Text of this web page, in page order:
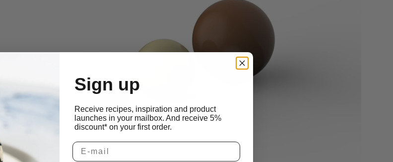
Sign up
Receive recipes, inspiration and product
launches in your mailbox. And receive 5%
discount* on your first order.